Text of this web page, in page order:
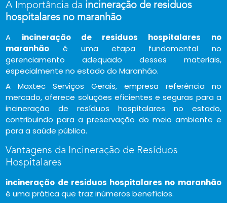
A Importância da incineração de residuos
hospitalares no maranhão
A incineração de residuos hospitalares no
maranhão é uma etapa fundamental no
gerenciamento adequado desses materiais,
especialmente no estado do Maranhão.
A Maxtec Serviços Gerais, empresa referência no
mercado, oferece soluções eficientes e seguras para a
incineração de resíduos hospitalares no estado,
contribuindo para a preservação do meio ambiente e
para a saúde pública.
Vantagens da Incineração de Resíduos
Hospitalares
incineração de residuos hospitalares no maranhão
é uma prática que traz inúmeros benefícios.